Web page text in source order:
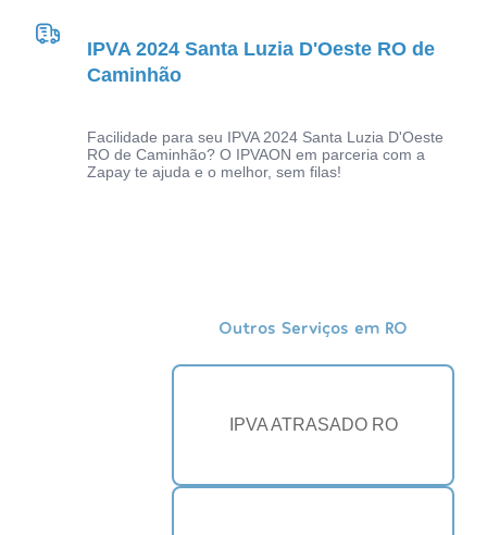
IPVA 2024 Santa Luzia D'Oeste RO de
Caminhão
Facilidade para seu IPVA 2024 Santa Luzia D'Oeste
RO de Caminhão? O IPVAON em parceria com a
Zapay te ajuda e o melhor, sem filas!
Outros Serviços em RO
IPVA ATRASADO RO